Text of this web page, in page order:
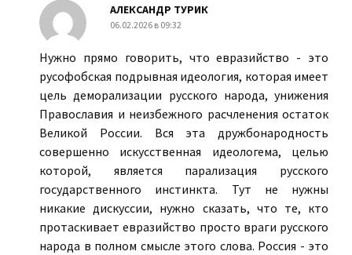
АЛЕКСАНДР ТУРИК
06.02.2026 в 09:32
Нужно прямо говорить, что евразийство - это
русофобская подрывная идеология, которая имеет
цель деморализации русского народа, унижения
Православия и неизбежного расчленения остаток
Великой России. Вся эта дружбонародность
совершенно искусственная идеологема, целью
которой, является парализация русского
государственного инстинкта. Тут не нужны
никакие дискуссии, нужно сказать, что те, кто
протаскивает евразийство просто враги русского
народа в полном смысле этого слова. Россия - это